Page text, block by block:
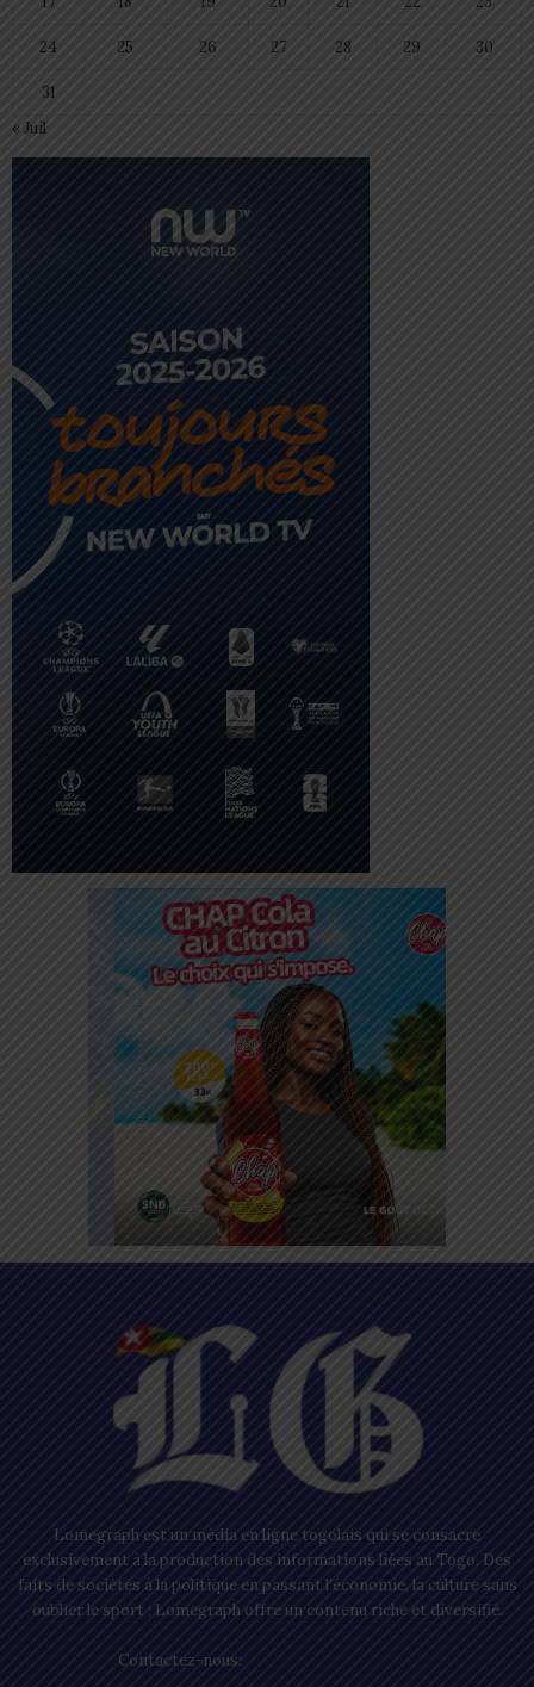
24 25 26 27 28 29 30
31
« Juil
Lomegraph est un média en ligne togolais qui se consacre
exclusivement à la production des informations liées au Togo. Des
faits de sociétés à la politique en passant l’économie, la culture sans
oublier le sport ; Lomegraph offre un contenu riche et diversifié.
Contactez-nous: